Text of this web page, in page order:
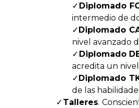
Diplomado
intermedio de
Diplomado
nivel avanzado
Diplomado
acredita un
Diplomado
de las
Talleres.